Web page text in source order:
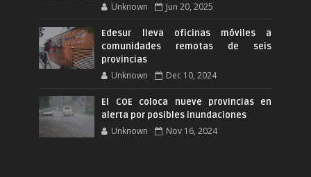
Unknown Jun 20, 2025
Edesur lleva oficinas móviles a
comunidades remotas de seis
provincias
Unknown Dec 10, 2024
El COE coloca nueve provincias en
alerta por posibles inundaciones
Unknown Nov 16, 2024